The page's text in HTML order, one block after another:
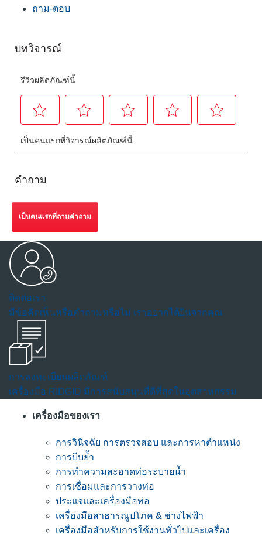
ถาม-ตอบ
คำถาม
เป็นคนแรกที่ถามคำถาม
ติดต่อเรา
มีข้อคิดเห็นหรือคำถามหรือไม่ เราอยากได้ยินจากคุณ
การลงทะเบียนผลิตภัณฑ์
เครื่องมือ RIDGID มีการสนับสนุนที่ดีที่สุดในอุตสาหกรรม
เครื่องมือของเรา
การวินิจฉัย การตรวจสอบ และการหาตำแหน่ง
การบีบย้ำ
การทำความสะอาดท่อระบายน้ำ
การเชื่อมและการวางท่อ
ประแจและเครื่องมือท่อ
เครื่องมือสาธารณูปโภค & ช่างไฟฟ้า
เครื่องมือสำหรับการใช้งานทั่วไปและเครื่อง